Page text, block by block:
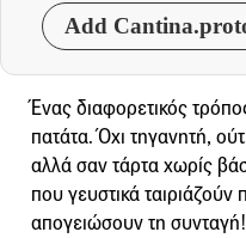
Add
Ένας διαφορετικός
πατάτα. Όχι τηγανητή,
αλλά σαν τάρτα χωρίς
που γευστικά
απογειώσουν τη συνταγή!